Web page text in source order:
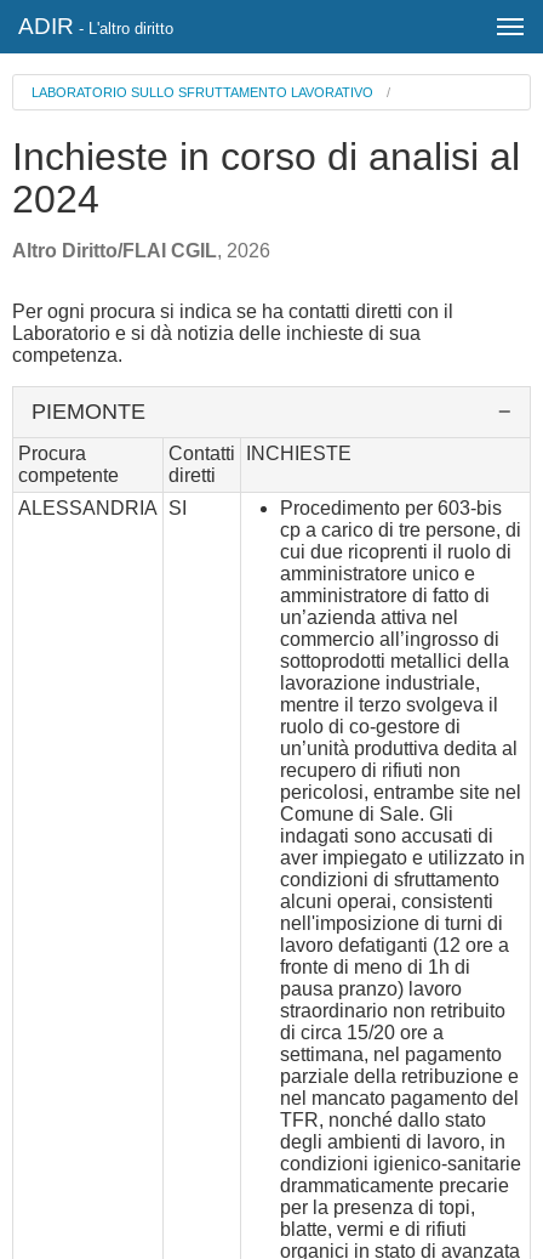
ADIR - L'altro diritto
LABORATORIO SULLO SFRUTTAMENTO LAVORATIVO /
Inchieste in corso di analisi al
2024
Altro Diritto/FLAI CGIL, 2026
Per ogni procura si indica se ha contatti diretti con il
Laboratorio e si dà notizia delle inchieste di sua
competenza.
PIEMONTE
Procura
competente
Contatti
diretti
INCHIESTE
ALESSANDRIA SI
Procedimento per 603-bis
cp a carico di tre persone, di
cui due ricoprenti il ruolo di
amministratore unico e
amministratore di fatto di
un’azienda attiva nel
commercio all’ingrosso di
sottoprodotti metallici della
lavorazione industriale,
mentre il terzo svolgeva il
ruolo di co-gestore di
un’unità produttiva dedita al
recupero di rifiuti non
pericolosi, entrambe site nel
Comune di Sale. Gli
indagati sono accusati di
aver impiegato e utilizzato in
condizioni di sfruttamento
alcuni operai, consistenti
nell'imposizione di turni di
lavoro defatiganti (12 ore a
fronte di meno di 1h di
pausa pranzo) lavoro
straordinario non retribuito
di circa 15/20 ore a
settimana, nel pagamento
parziale della retribuzione e
nel mancato pagamento del
TFR, nonché dallo stato
degli ambienti di lavoro, in
condizioni igienico-sanitarie
drammaticamente precarie
per la presenza di topi,
blatte, vermi e di rifiuti
organici in stato di avanzata